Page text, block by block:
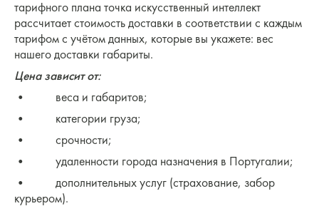
тарифного плана точка искусственный интеллект
рассчитает стоимость доставки в соответствии с каждым
тарифом с учётом данных, которые вы укажете: вес
нашего доставки габариты.
Цена зависит от:
• веса и габаритов;
• категории груза;
• срочности;
• удаленности города назначения в Португалии;
• дополнительных услуг (страхование, забор
курьером).